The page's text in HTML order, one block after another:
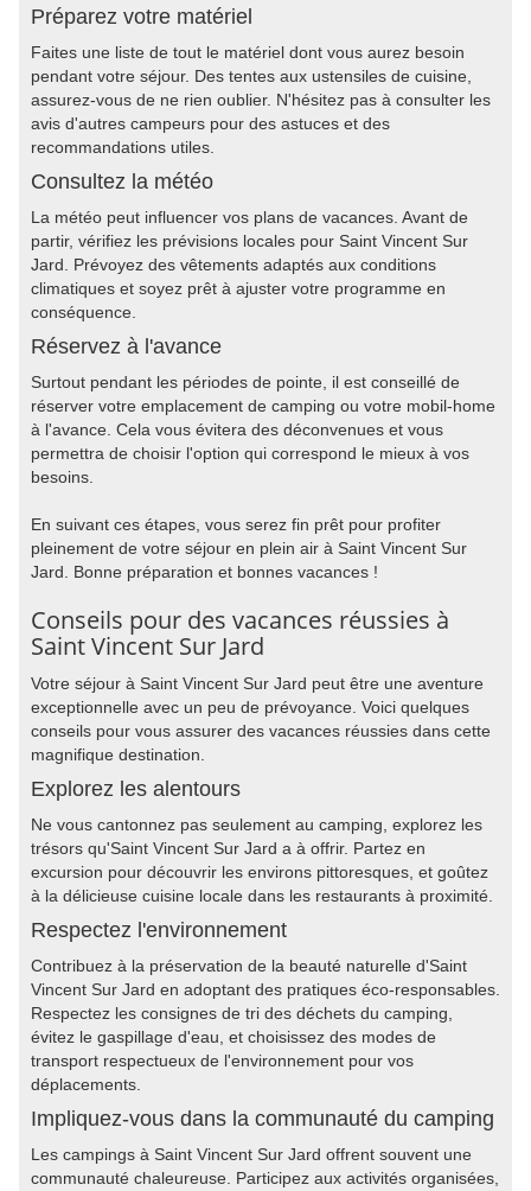
Préparez votre matériel
Faites une liste de tout le matériel dont vous aurez besoin
pendant votre séjour. Des tentes aux ustensiles de cuisine,
assurez-vous de ne rien oublier. N'hésitez pas à consulter les
avis d'autres campeurs pour des astuces et des
recommandations utiles.
Consultez la météo
La météo peut influencer vos plans de vacances. Avant de
partir, vérifiez les prévisions locales pour Saint Vincent Sur
Jard. Prévoyez des vêtements adaptés aux conditions
climatiques et soyez prêt à ajuster votre programme en
conséquence.
Réservez à l'avance
Surtout pendant les périodes de pointe, il est conseillé de
réserver votre emplacement de camping ou votre mobil-home
à l'avance. Cela vous évitera des déconvenues et vous
permettra de choisir l'option qui correspond le mieux à vos
besoins.
En suivant ces étapes, vous serez fin prêt pour profiter
pleinement de votre séjour en plein air à Saint Vincent Sur
Jard. Bonne préparation et bonnes vacances !
Conseils pour des vacances réussies à
Saint Vincent Sur Jard
Votre séjour à Saint Vincent Sur Jard peut être une aventure
exceptionnelle avec un peu de prévoyance. Voici quelques
conseils pour vous assurer des vacances réussies dans cette
magnifique destination.
Explorez les alentours
Ne vous cantonnez pas seulement au camping, explorez les
trésors qu'Saint Vincent Sur Jard a à offrir. Partez en
excursion pour découvrir les environs pittoresques, et goûtez
à la délicieuse cuisine locale dans les restaurants à proximité.
Respectez l'environnement
Contribuez à la préservation de la beauté naturelle d'Saint
Vincent Sur Jard en adoptant des pratiques éco-responsables.
Respectez les consignes de tri des déchets du camping,
évitez le gaspillage d'eau, et choisissez des modes de
transport respectueux de l'environnement pour vos
déplacements.
Impliquez-vous dans la communauté du camping
Les campings à Saint Vincent Sur Jard offrent souvent une
communauté chaleureuse. Participez aux activités organisées,